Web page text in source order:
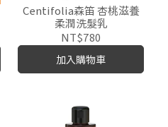
Centifolia森笛 杏桃滋養
柔潤洗髮乳
NT$780
加入購物車